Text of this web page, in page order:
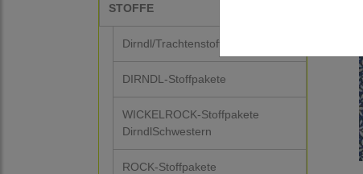
STOFFE
Dirndl/Trachtenstoffe
DIRNDL-Stoffpakete
WICKELROCK-Stoffpakete
DirndlSchwestern
ROCK-Stoffpakete